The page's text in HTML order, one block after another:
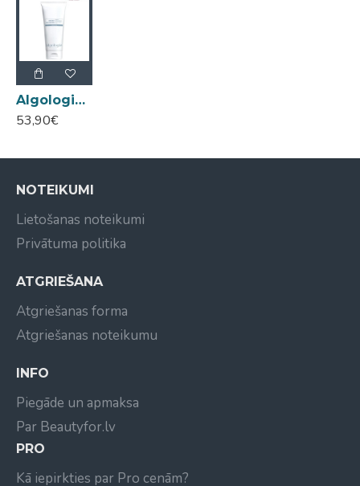
Algologie Hydra Plus Hydra-Comfort Mask mitrinoša maska 200ml
53,90€
NOTEIKUMI
Lietošanas noteikumi
Privātuma politika
ATGRIEŠANA
Atgriešanas forma
Atgriešanas noteikumu
INFO
Piegāde un apmaksa
Par Beautyfor.lv
PRO
Kā iepirkties par Pro cenām?